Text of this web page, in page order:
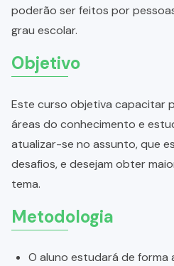
poderão ser feitos por
grau escolar.
Objetivo
Este curso objetiva capacitar
áreas do conhecimento e
atualizar-se no assunto, que
desafios, e desejam obter
tema.
Metodologia
O aluno estudará de forma